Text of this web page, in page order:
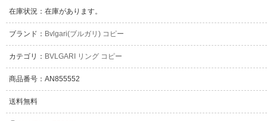
在庫状況：在庫があります。
ブランド： Bvlgari(ブルガリ) コピー
カテゴリ： BVLGARI リング コピー
商品番号：AN855552
送料無料